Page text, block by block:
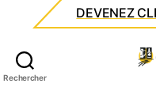
DEVENEZ
Rechercher